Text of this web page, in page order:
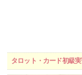
タロット・カード初級